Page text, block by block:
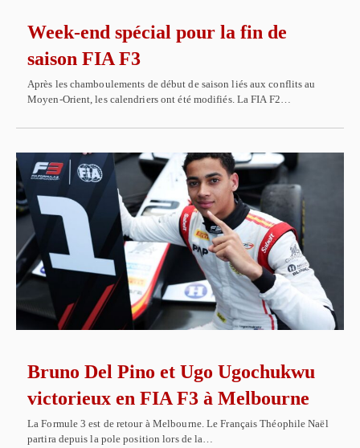
Week-end spécial pour la fin de
saison FIA F3
Après les chamboulements de début de saison liés aux conflits au
Moyen-Orient, les calendriers ont été modifiés. La FIA F2…
Bruno Del Pino et Ugo Ugochukwu
victorieux en FIA F3 à Melbourne
La Formule 3 est de retour à Melbourne. Le Français Théophile Naël
partira depuis la pole position lors de la…